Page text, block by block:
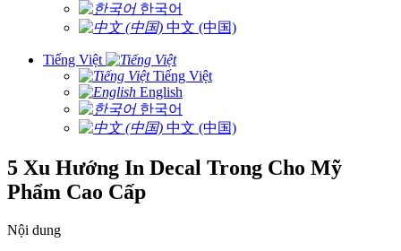
한국어
中文 (中国)
Tiếng Việt
Tiếng Việt
English
한국어
中文 (中国)
5 Xu Hướng In Decal Trong Cho Mỹ
Phẩm Cao Cấp
Nội dung